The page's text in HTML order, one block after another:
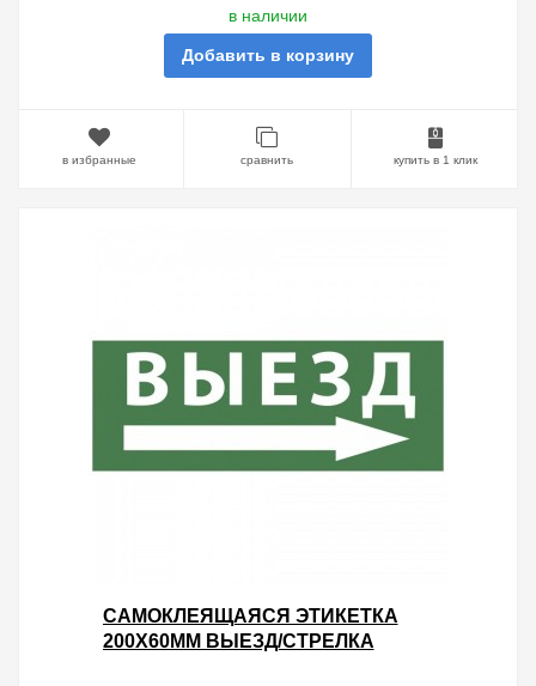
в наличии
Добавить в корзину
в избранные сравнить купить в 1 клик
САМОКЛЕЯЩАЯСЯ ЭТИКЕТКА
200Х60ММ ВЫЕЗД/СТРЕЛКА